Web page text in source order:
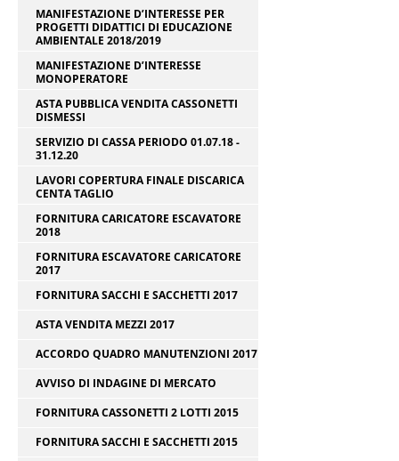
MANIFESTAZIONE D’INTERESSE PER
PROGETTI DIDATTICI DI EDUCAZIONE
AMBIENTALE 2018/2019
MANIFESTAZIONE D’INTERESSE
MONOPERATORE
ASTA PUBBLICA VENDITA CASSONETTI
DISMESSI
SERVIZIO DI CASSA PERIODO 01.07.18 -
31.12.20
LAVORI COPERTURA FINALE DISCARICA
CENTA TAGLIO
FORNITURA CARICATORE ESCAVATORE
2018
FORNITURA ESCAVATORE CARICATORE
2017
FORNITURA SACCHI E SACCHETTI 2017
ASTA VENDITA MEZZI 2017
ACCORDO QUADRO MANUTENZIONI 2017
AVVISO DI INDAGINE DI MERCATO
FORNITURA CASSONETTI 2 LOTTI 2015
FORNITURA SACCHI E SACCHETTI 2015